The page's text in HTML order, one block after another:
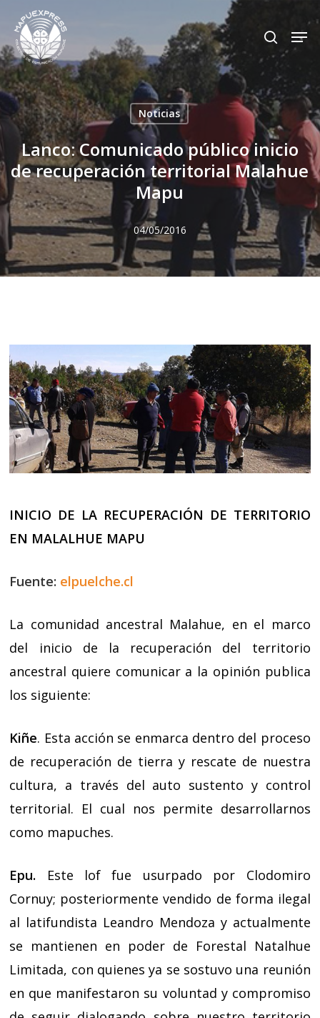
main
content
search
Noticias
Lanco: Comunicado público inicio
de recuperación territorial Malahue
Mapu
04/05/2016
INICIO DE LA RECUPERACIÓN DE TERRITORIO
EN MALALHUE MAPU
Fuente: elpuelche.cl
La comunidad ancestral Malahue, en el marco
del inicio de la recuperación del territorio
ancestral quiere comunicar a la opinión publica
los siguiente:
Kiñe. Esta acción se enmarca dentro del proceso
de recuperación de tierra y rescate de nuestra
cultura, a través del auto sustento y control
territorial. El cual nos permite desarrollarnos
como mapuches.
Epu. Este lof fue usurpado por Clodomiro
Cornuy; posteriormente vendido de forma ilegal
al latifundista Leandro Mendoza y actualmente
se mantienen en poder de Forestal Natalhue
Limitada, con quienes ya se sostuvo una reunión
en que manifestaron su voluntad y compromiso
Close